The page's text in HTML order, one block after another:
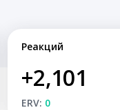
Реакций
+2,101
ERV: 0